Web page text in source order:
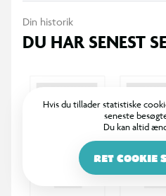
Din historik
DU HAR SENEST
Hvis du tillader statistiske
seneste
Du kan altid
RET COOKIE